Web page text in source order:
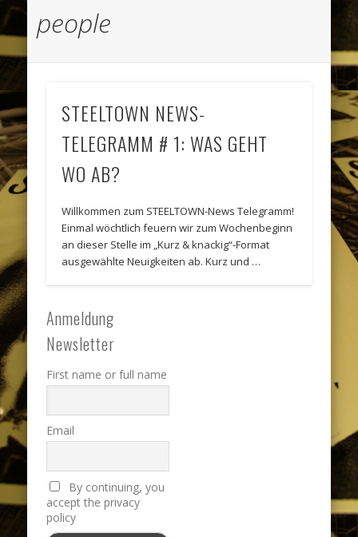
people
STEELTOWN NEWS-
TELEGRAMM # 1: WAS GEHT
WO AB?
Willkommen zum STEELTOWN-News Telegramm!
Einmal wöchtlich feuern wir zum Wochenbeginn
an dieser Stelle im „Kurz & knackig“-Format
ausgewählte Neuigkeiten ab. Kurz und …
Anmeldung
Newsletter
First name or full name
Email
By continuing, you
accept the privacy
policy